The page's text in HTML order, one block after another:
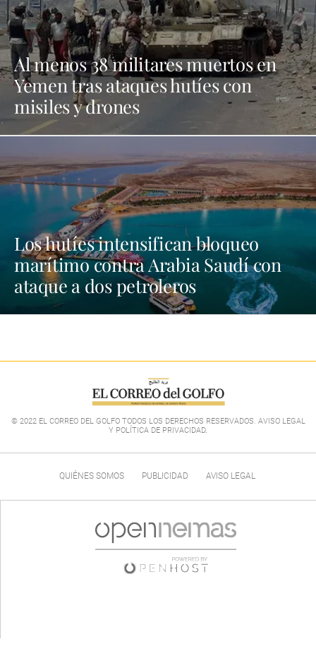
Al menos 38 militares muertos en
Yemen tras ataques hutíes con
misiles y drones
Los hutíes intensifican bloqueo
marítimo contra Arabia Saudí con
ataque a dos petroleros
© 2022 EL CORREO DEL GOLFO TODOS LOS DERECHOS RESERVADOS. AVISO LEGAL
Y POLÍTICA DE PRIVACIDAD.
QUIÉNES SOMOS PUBLICIDAD AVISO LEGAL